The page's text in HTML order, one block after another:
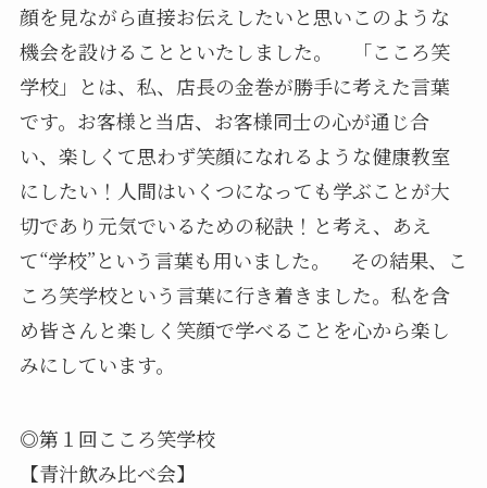
顔を見ながら直接お伝えしたいと思いこのような
機会を設けることといたしました。 「こころ笑
学校」とは、私、店長の金巻が勝手に考えた言葉
です。お客様と当店、お客様同士の心が通じ合
い、楽しくて思わず笑顔になれるような健康教室
にしたい！人間はいくつになっても学ぶことが大
切であり元気でいるための秘訣！と考え、あえ
て“学校”という言葉も用いました。 その結果、こ
ころ笑学校という言葉に行き着きました。私を含
め皆さんと楽しく笑顔で学べることを心から楽し
みにしています。
◎第１回こころ笑学校
【青汁飲み比べ会】